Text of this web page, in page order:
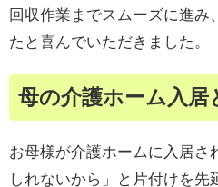
回収作業までスムーズに進み
たと喜んでいただきました。
母の介護ホーム入居
お母様が介護ホームに入居さ
しれないから」と片付けを先